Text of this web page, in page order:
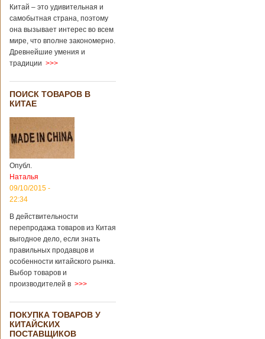
Китай – это удивительная и
самобытная страна, поэтому
она вызывает интерес во всем
мире, что вполне закономерно.
Древнейшие умения и
традиции >>>
ПОИСК ТОВАРОВ В
КИТАЕ
Опубл.
Наталья
09/10/2015 -
22:34
В действительности
перепродажа товаров из Китая
выгодное дело, если знать
правильных продавцов и
особенности китайского рынка.
Выбор товаров и
производителей в >>>
ПОКУПКА ТОВАРОВ У
КИТАЙСКИХ
ПОСТАВЩИКОВ